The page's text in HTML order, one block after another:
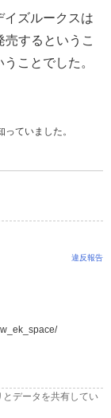
イズルークスは
するというこ
ことでした。
ていました。
違反報告
とデータを共有してい